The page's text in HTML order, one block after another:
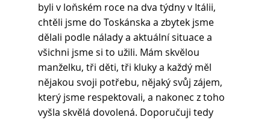
byli v loňském roce na dva týdny v Itálii,
chtěli jsme do Toskánska a zbytek jsme
dělali podle nálady a aktuální situace a
všichni jsme si to užili. Mám skvělou
manželku, tři děti, tři kluky a každý měl
nějakou svoji potřebu, nějaký svůj zájem,
který jsme respektovali, a nakonec z toho
vyšla skvělá dovolená. Doporučuji tedy